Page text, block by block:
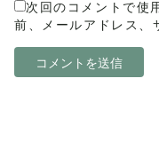
次回のコメントで使
前、メールアドレス、